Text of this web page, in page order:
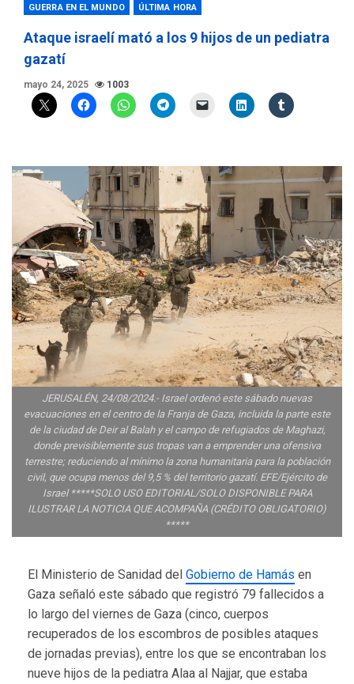
GUERRA EN EL MUNDO ÚLTIMA HORA
Ataque israelí mató a los 9 hijos de un pediatra
gazatí
mayo 24, 2025 1003
JERUSALÉN, 24/08/2024.- Israel ordenó este sábado nuevas
evacuaciones en el centro de la Franja de Gaza, incluida la parte este
de la ciudad de Deir al Balah y el campo de refugiados de Maghazi,
donde previsiblemente sus tropas van a emprender una ofensiva
terrestre; reduciendo al mínimo la zona humanitaria para la población
civil, que ocupa menos del 9,5 % del territorio gazatí. EFE/Ejército de
Israel *****SOLO USO EDITORIAL/SOLO DISPONIBLE PARA
ILUSTRAR LA NOTICIA QUE ACOMPAÑA (CRÉDITO OBLIGATORIO)
*****
El Ministerio de Sanidad del Gobierno de Hamás en
Gaza señaló este sábado que registró 79 fallecidos a
lo largo del viernes de Gaza (cinco, cuerpos
recuperados de los escombros de posibles ataques
de jornadas previas), entre los que se encontraban los
nueve hijos de la pediatra Alaa al Najjar, que estaba